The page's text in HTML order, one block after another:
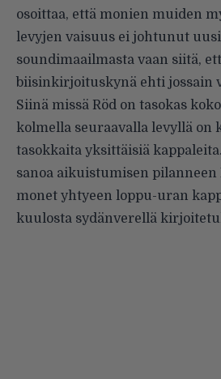
osoittaa, että monien muiden
levyjen vaisuus ei johtunut
soundimaailmasta vaan siitä,
biisinkirjoituskynä ehti jossain
Siinä missä Röd on tasokas
kolmella seuraavalla levyllä on
tasokkaita yksittäisiä
sanoa aikuistumisen
monet yhtyeen loppu-uran
kuulosta sydänverellä